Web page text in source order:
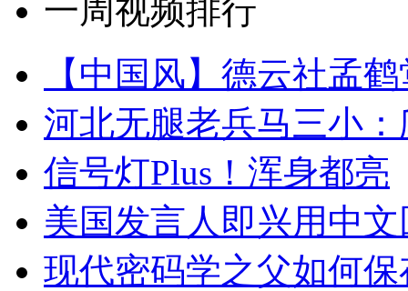
一周视频排行
【中国风】德云社孟
河北无腿老兵马三小
信号灯Plus！浑身都亮
美国发言人即兴用中
现代密码学之父如何